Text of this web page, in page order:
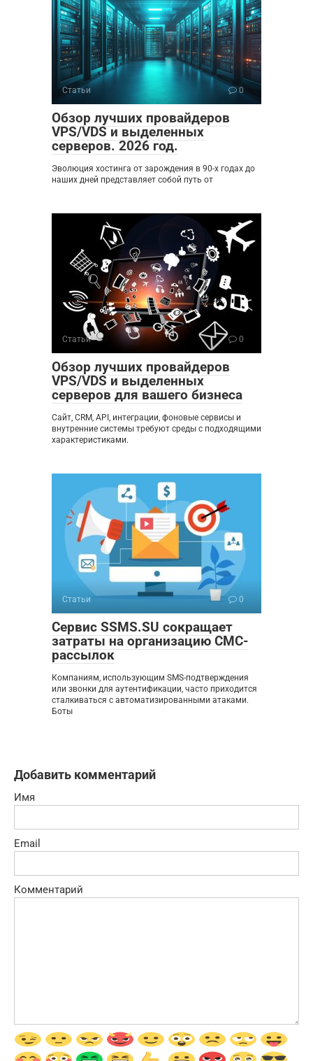
Статьи 0
Обзор лучших провайдеров
VPS/VDS и выделенных
серверов. 2026 год.
Эволюция хостинга от зарождения в 90-х годах до
наших дней представляет собой путь от
Статьи 0
Обзор лучших провайдеров
VPS/VDS и выделенных
серверов для вашего бизнеса
Сайт, CRM, API, интеграции, фоновые сервисы и
внутренние системы требуют среды с подходящими
характеристиками.
Статьи 0
Сервис SSMS.SU сокращает
затраты на организацию СМС-
рассылок
Компаниям, использующим SMS-подтверждения
или звонки для аутентификации, часто приходится
сталкиваться с автоматизированными атаками.
Боты
Добавить комментарий
Имя
Email
Комментарий